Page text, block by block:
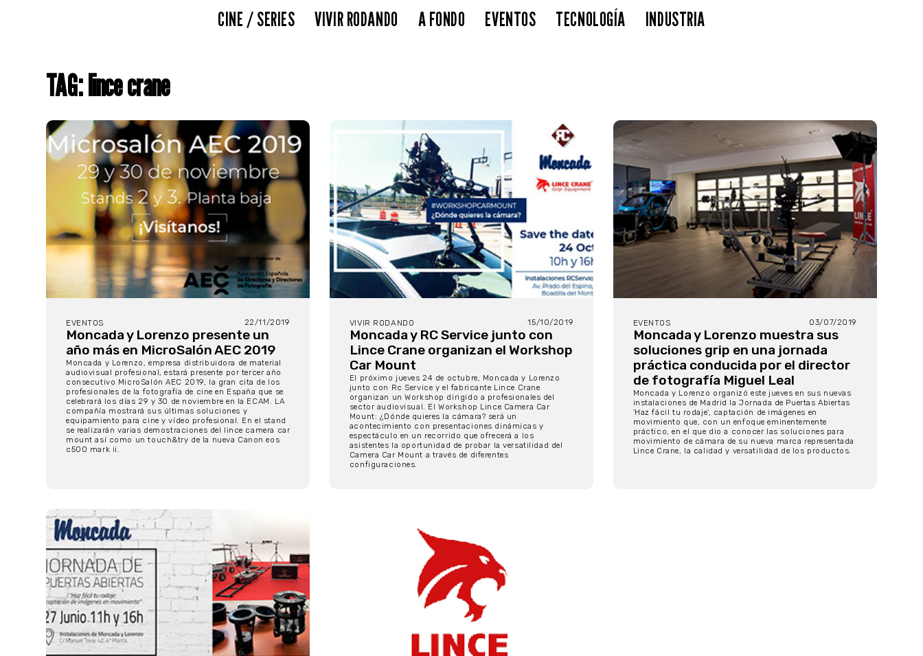
CINE / SERIES VIVIR RODANDO A FONDO EVENTOS TECNOLOGÍA INDUSTRIA
TAG: lince crane
EVENTOS 22/11/2019
Moncada y Lorenzo presente un
año más en MicroSalón AEC 2019
Moncada y Lorenzo, empresa distribuidora de material
audiovisual profesional, estará presente por tercer año
consecutivo MicroSalón AEC 2019, la gran cita de los
profesionales de la fotografía de cine en España que se
celebrará los días 29 y 30 de noviembre en la ECAM. LA
compañía mostrará sus últimas soluciones y
equipamiento para cine y vídeo profesional. En el stand
se realizarán varias demostraciones del lince camera car
mount así como un touch&try de la nueva Canon eos
c500 mark ii.
VIVIR RODANDO 15/10/2019
Moncada y RC Service junto con
Lince Crane organizan el Workshop
Car Mount
El próximo jueves 24 de octubre, Moncada y Lorenzo
junto con Rc Service y el fabricante Lince Crane
organizan un Workshop dirigido a profesionales del
sector audiovisual. El Workshop Lince Camera Car
Mount: ¿Dónde quieres la cámara? será un
acontecimiento con presentaciones dinámicas y
espectáculo en un recorrido que ofrecerá a los
asistentes la oportunidad de probar la versatilidad del
Camera Car Mount a través de diferentes
configuraciones.
EVENTOS 03/07/2019
Moncada y Lorenzo muestra sus
soluciones grip en una jornada
práctica conducida por el director
de fotografía Miguel Leal
Moncada y Lorenzo organizó este jueves en sus nuevas
instalaciones de Madrid la Jornada de Puertas Abiertas
'Haz fácil tu rodaje', captación de imágenes en
movimiento que, con un enfoque eminentemente
práctico, en el que dio a conocer las soluciones para
movimiento de cámara de su nueva marca representada
Lince Crane, la calidad y versatilidad de los productos.